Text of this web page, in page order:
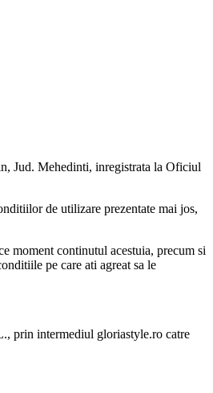
Jud. Mehedinti, inregistrata la Oficiul
de utilizare prezentate mai jos,
moment continutul acestuia, precum si
pe care ati agreat sa le
prin intermediul gloriastyle.ro catre